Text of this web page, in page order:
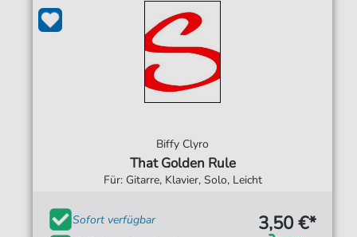
Biffy Clyro
That Golden Rule
Für: Gitarre, Klavier, Solo, Leicht
Sofort verfügbar
3,50 €*